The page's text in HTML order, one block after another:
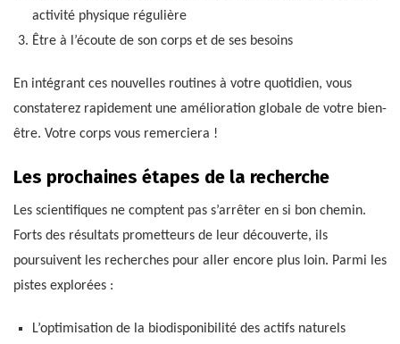
activité physique régulière
Être à l’écoute de son corps et de ses besoins
En intégrant ces nouvelles routines à votre quotidien, vous
constaterez rapidement une amélioration globale de votre bien-
être. Votre corps vous remerciera !
Les prochaines étapes de la recherche
Les scientifiques ne comptent pas s’arrêter en si bon chemin.
Forts des résultats prometteurs de leur découverte, ils
poursuivent les recherches pour aller encore plus loin. Parmi les
pistes explorées :
L’optimisation de la biodisponibilité des actifs naturels